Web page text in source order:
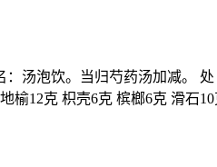
汤泡饮。当归芍药汤加减。
12克 枳壳6克 槟榔6克 滑石